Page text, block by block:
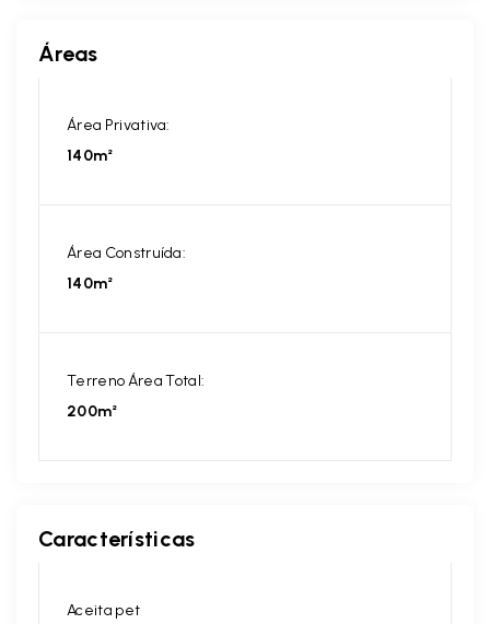
Áreas
Área Privativa:
140m²
Área Construída:
140m²
Terreno Área Total:
200m²
Características
Aceita pet